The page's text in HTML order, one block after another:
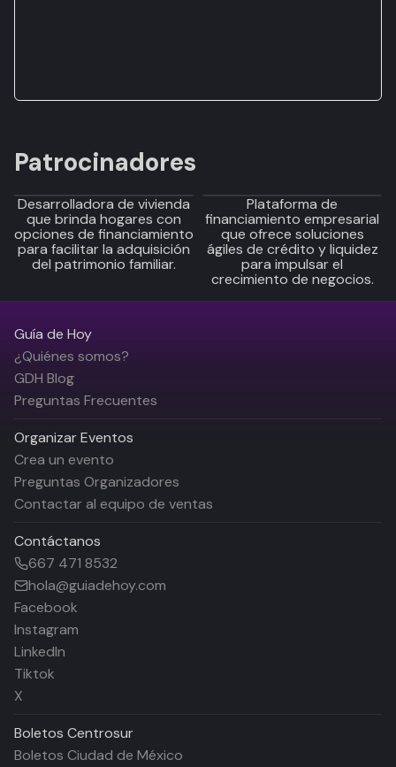
Patrocinadores
Desarrolladora de vivienda
que brinda hogares con
opciones de financiamiento
para facilitar la adquisición
del patrimonio familiar.
Plataforma de
financiamiento empresarial
que ofrece soluciones
ágiles de crédito y liquidez
para impulsar el
crecimiento de negocios.
Guía de Hoy
¿Quiénes somos?
GDH Blog
Preguntas Frecuentes
Organizar Eventos
Crea un evento
Preguntas Organizadores
Contactar al equipo de ventas
Contáctanos
667 471 8532
hola@guiadehoy.com
Facebook
Instagram
LinkedIn
Tiktok
X
Boletos Centrosur
Boletos Ciudad de México